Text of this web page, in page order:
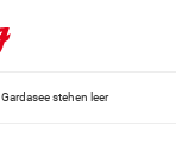
stehen leer